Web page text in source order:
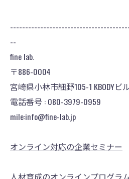
--
fine lab.
〒886-0004
宮崎県小林市細野105-1 KBODYビ
電話番号 : 080-3979-0959
mile:info@fine-lab.jp
オンライン対応の企業セミナー
人材育成のオンラインプログラ